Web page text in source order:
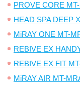
PROVE CORE
HEAD SPA DEEP
MiRAY ONE MT-
REBIVE EX
REBIVE EX FIT
MiRAY AIR MT-